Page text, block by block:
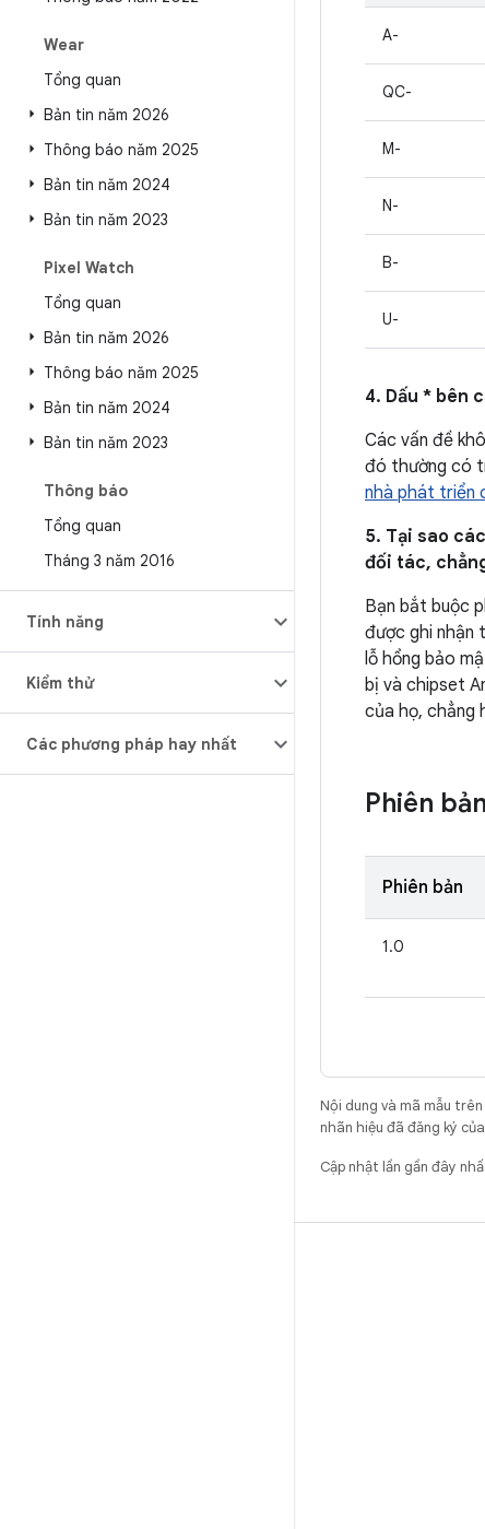
Wear
Tổng quan
Bản tin năm 2026
Thông báo năm 2025
Bản tin năm 2024
Bản tin năm 2023
Pixel Watch
Tổng quan
Bản tin năm 2026
Thông báo năm 2025
Bản tin năm 2024
Bản tin năm 2023
Thông báo
Tổng quan
Tháng 3 năm 2016
Tính năng
Kiểm thử
Các phương pháp hay nhất
A-
QC-
M-
N-
B-
U-
4. Dấu * bên
Các vấn đề
đó thường có
nhà phát triển
5. Tại sao
đối tác,
Bạn bắt buộc
được ghi nhận
lỗ hổng bảo
bị và chipset
của họ, chẳng
Phiên bản
Phiên bản
1.0
Nội dung và mã mẫu
nhãn hiệu đã đăng ký
Cập nhật lần gần đây